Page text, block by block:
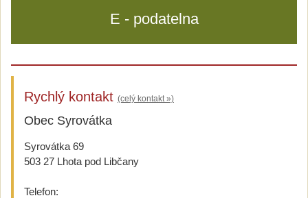
E - podatelna
Rychlý kontakt (celý kontakt »)
Obec Syrovátka
Syrovátka 69
503 27 Lhota pod Libčany
Telefon: